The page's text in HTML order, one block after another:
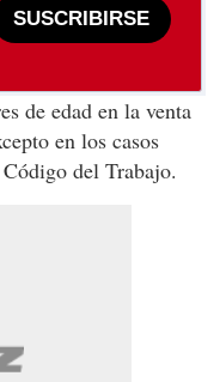
SUSCRIBIRSE
de edad en la venta
en los casos
del Trabajo.